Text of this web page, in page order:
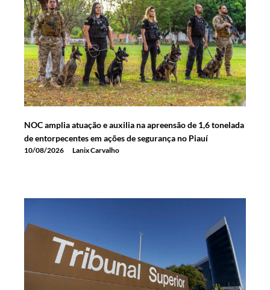
NOC amplia atuação e auxilia na apreensão de 1,6 tonelada
de entorpecentes em ações de segurança no Piauí
10/08/2026 Lanix Carvalho